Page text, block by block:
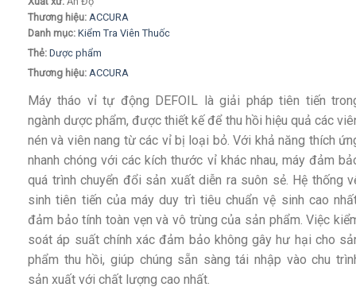
Thương hiệu: ACCURA
Danh mục: Kiểm Tra Viên Thuốc
Thẻ: Dược phẩm
Thương hiệu: ACCURA
Máy tháo vỉ tự động DEFOIL là giải pháp tiên tiến
ngành dược phẩm, được thiết kế để thu hồi hiệu quả các
nén và viên nang từ các vỉ bị loại bỏ. Với khả năng thích
nhanh chóng với các kích thước vỉ khác nhau, máy đảm
quá trình chuyển đổi sản xuất diễn ra suôn sẻ. Hệ thống
sinh tiên tiến của máy duy trì tiêu chuẩn vệ sinh cao
đảm bảo tính toàn vẹn và vô trùng của sản phẩm. Việc
soát áp suất chính xác đảm bảo không gây hư hại cho
phẩm thu hồi, giúp chúng sẵn sàng tái nhập vào chu
sản xuất với chất lượng cao nhất.